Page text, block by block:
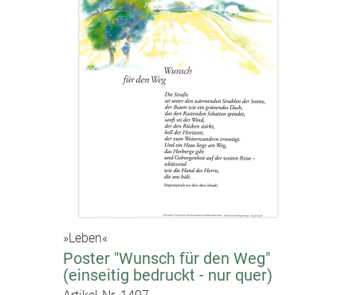
»Leben«
Poster "Wunsch für den Weg"
(einseitig bedruckt - nur quer)